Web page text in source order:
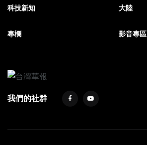
科技新知 大陸
專欄 影音專區
我們的社群